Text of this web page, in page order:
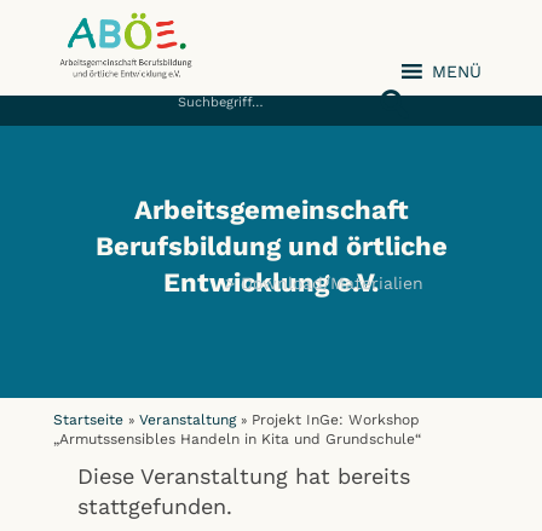
Download/Materialien
MENÜ
Arbeitsgemeinschaft
Berufsbildung und örtliche
Entwicklung e.V.
Startseite » Veranstaltung» Projekt InGe: Workshop
„Armutssensibles Handeln in Kita und Grundschule“
Diese Veranstaltung hat bereits
stattgefunden.